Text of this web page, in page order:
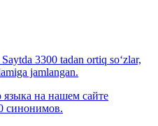
3300 tadan ortiq so‘zlar,
jamlangan.
языка на нашем сайте
синонимов.